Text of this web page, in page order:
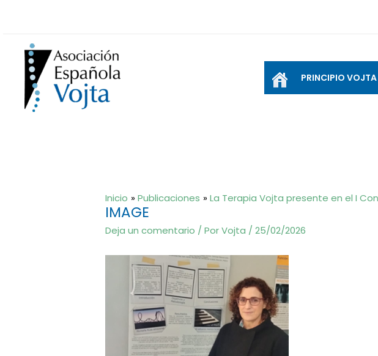
PRINCIPIO VOJTA
Inicio Publicaciones La Terapia Vojta presente en el I
IMAGE
Deja un comentario / PorVojta /25/02/2026